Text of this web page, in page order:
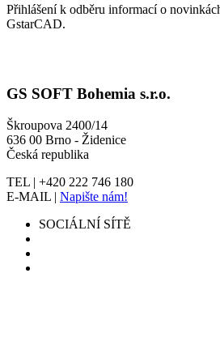
Přihlášení k odběru informací o
GstarCAD.
GS SOFT Bohemia s.r.o.
Škroupova 2400/14
636 00 Brno - Židenice
Česká republika
TEL | +420 222 746 180
E-MAIL | Napište nám!
SOCIÁLNÍ SÍTĚ